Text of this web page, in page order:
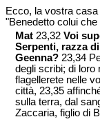
Ecco, la vostra
"Benedetto colui
Mat 23,32 Voi
Serpenti, razza
Geenna? 23,34
degli scribi; di loro
flagellerete nelle
città, 23,35
sulla terra, dal
Zaccaria, figlio di